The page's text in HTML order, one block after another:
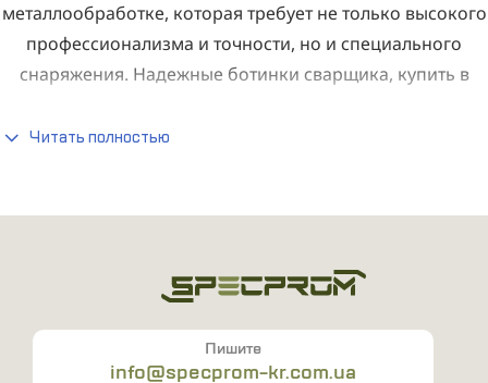
металлообработке, которая требует не только высокого
профессионализма и точности, но и специального
снаряжения. Надежные ботинки сварщика, купить в
важнейшей составляющей комплекта специалиста.
открытого огня;
искр;
раскаленного металла;
острых предметов.
Читать полностью
Пишите
info@specprom-kr.com.ua